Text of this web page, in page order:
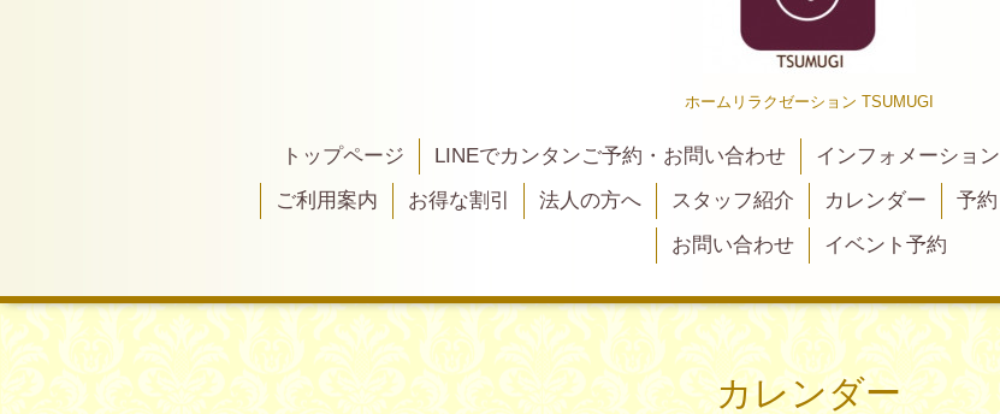
ホームリラクゼーション TSUMUGI
トップページ LINEでカンタンご予約・お問い合わせ インフォメーション
ご利用案内
お得な割引 法人の方へ スタッフ紹介 カレンダー 予約
お問い合わせ
イベント予約
カレンダー